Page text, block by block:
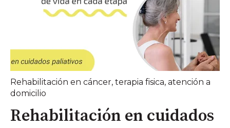
Rehabilitación en cáncer, terapia fisica, atención a
domicilio
Rehabilitación en cuidados